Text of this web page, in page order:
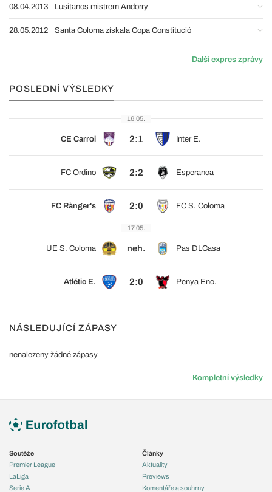
08.04.2013 Lusitanos mistrem Andorry
28.05.2012 Santa Coloma získala Copa Constitució
Další expres zprávy
POSLEDNÍ VÝSLEDKY
16.05.
CE Carroi 2:1 Inter E.
FC Ordino 2:2 Esperanca
FC Rànger's 2:0 FC S. Coloma
17.05.
UE S. Coloma neh. Pas DLCasa
Atlétic E. 2:0 Penya Enc.
NÁSLEDUJÍCÍ ZÁPASY
nenalezeny žádné zápasy
Kompletní výsledky
Soutěže
Premier League
LaLiga
Serie A
Články
Aktuality
Previews
Komentáře a souhrny